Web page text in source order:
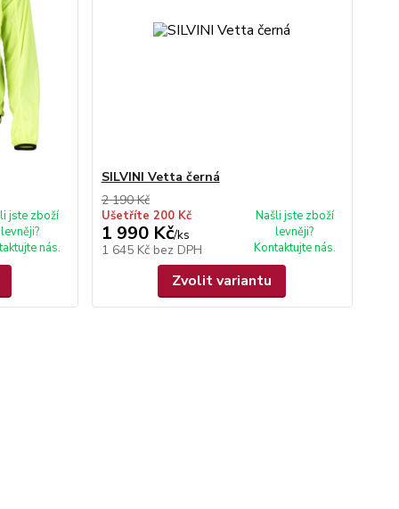
jste zboží
levněji?
nás.
SILVINI Vetta černá
2 190 Kč
Ušetříte 200 Kč
1 990 Kč/ks
1 645 Kč bez DPH
Našli jste zboží
levněji?
Kontaktujte nás.
Zvolit variantu